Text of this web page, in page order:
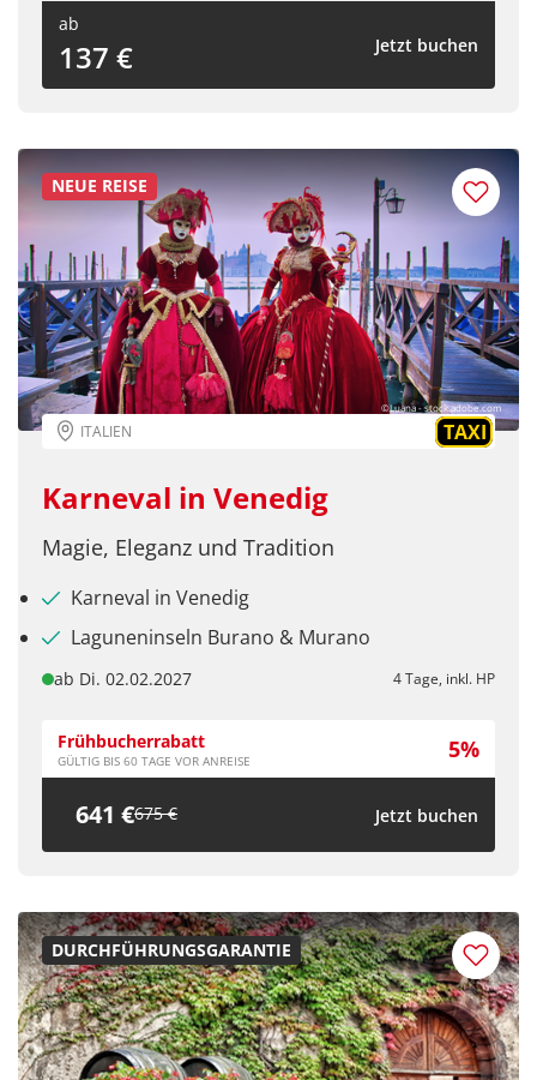
per E-Mail senden
ab
137 € Jetzt buchen
NEUE REISE
©Luana - stock.adobe.com
ITALIEN TAXI
Karneval in Venedig
Magie, Eleganz und Tradition
Karneval in Venedig
Laguneninseln Burano & Murano
ab Di. 02.02.2027 4 Tage, inkl. HP
Frühbucherrabatt
GÜLTIG BIS 60 TAGE VOR ANREISE 5%
641 €675 € Jetzt buchen
DURCHFÜHRUNGSGARANTIE